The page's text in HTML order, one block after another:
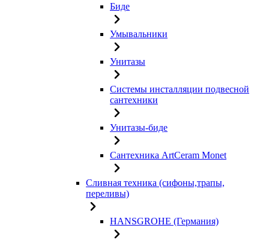
Биде
Умывальники
Унитазы
Системы инсталляции подвесной
сантехники
Унитазы-биде
Сантехника ArtCeram Monet
Сливная техника (сифоны,трапы,
переливы)
HANSGROHE (Германия)